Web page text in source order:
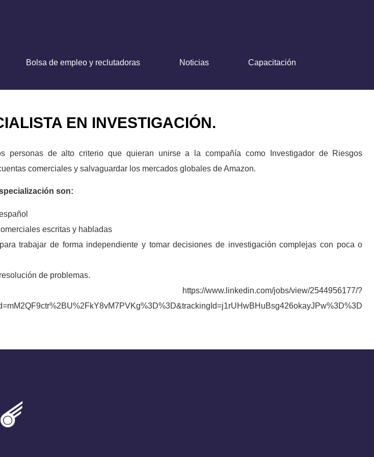
Bolsa de empleo y reclutadoras Noticias Capacitación
EN INVESTIGACIÓN.
personas de alto criterio que quieran unirse a la compañía como Investigador de Riesgos
comerciales y salvaguardar los mercados globales de Amazon.
son:
escritas y habladas
trabajar de forma independiente y tomar decisiones de investigación complejas con poca o
de problemas.
https://www.linkedin.com/jobs/view/2544956177/?